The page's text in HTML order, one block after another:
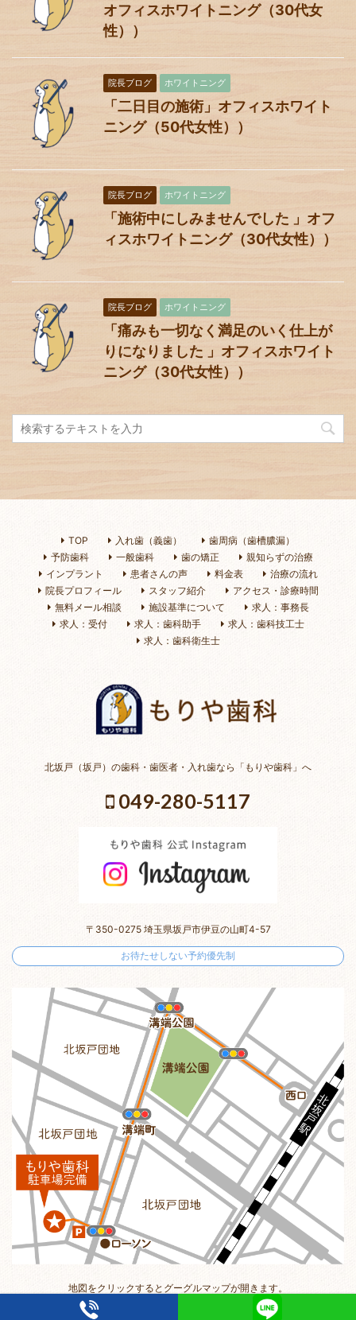
オフィスホワイトニング（30代女
性））
院長ブログ ホワイトニング
「二日目の施術」オフィスホワイト
ニング（50代女性））
院長ブログ ホワイトニング
「施術中にしみませんでした 」オフ
ィスホワイトニング（30代女性））
院長ブログ ホワイトニング
「痛みも一切なく満足のいく仕上が
りになりました 」オフィスホワイト
ニング（30代女性））
TOP 入れ歯（義歯）
歯周病（歯槽膿漏）
予防歯科
一般歯科 歯の矯正
親知らずの治療
インプラント
患者さんの声 料金表
治療の流れ
院長プロフィール
スタッフ紹介
アクセス・診療時間
無料メール相談
施設基準について
求人：事務長
求人：受付
求人：歯科助手
求人：歯科技工士
求人：歯科衛生士
北坂戸（坂戸）の歯科・歯医者・入れ歯なら「もりや歯科」へ
049-280-5117
〒350-0275 埼玉県坂戸市伊豆の山町4-57
お待たせしない予約優先制
地図をクリックするとグーグルマップが開きます。
Copyright© 北坂戸（坂戸）の歯科・歯医者・入れ歯なら「もりや歯科」へ ,